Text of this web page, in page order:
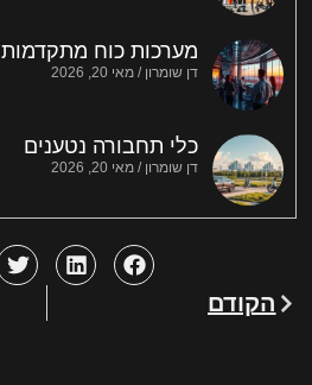
מערכות כוח מתקדמות
דן שומרון מאי 20, 2026
כלי תחבורה נטענים
דן שומרון מאי 20, 2026
הקודם